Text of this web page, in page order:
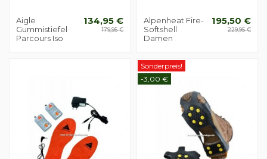
Aigle
Gummistiefel
Parcours Iso
134,95 €
179,95 €
Alpenheat Fire-
Softshell
Damen
195,50 €
229,95 €
Sonderpreis!
-3,00 €